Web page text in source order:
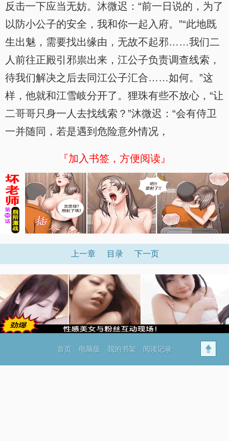
反击一下应当无妨。沐微迟：“前一日说的，为了
以防小公子的安全，我和你一起入府。”“此地既
生出魅，需要找出缘由，无故不起邪……我们二
人前往正殿引邪祟出来，江公子负责调查线索，
待我们解决之后去同江公子汇合……如何。”这
样，他就和江雪岐分开了。狸珠有些不放心，“让
二哥哥只身一人去找线索？”沐微迟：“会有侍卫
一并随同，若是遇到危险意外情况，
『加入书签，方便阅读』
上一章 目录 下一页
首页 电脑版 我的书架 阅读记录